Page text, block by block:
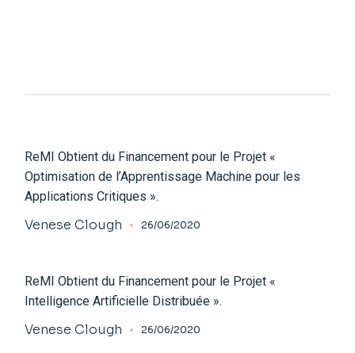
ReMI Obtient du Financement pour le Projet «
Optimisation de l’Apprentissage Machine pour les
Applications Critiques ».
Venese Clough 26/06/2020
ReMI Obtient du Financement pour le Projet «
Intelligence Artificielle Distribuée ».
Venese Clough 26/06/2020